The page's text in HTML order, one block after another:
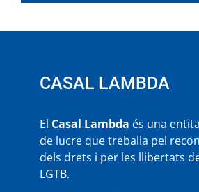
CASAL LAMBDA
El Casal Lambda és una
de lucre que treballa pel
dels drets i per les llibertats
LGTB.